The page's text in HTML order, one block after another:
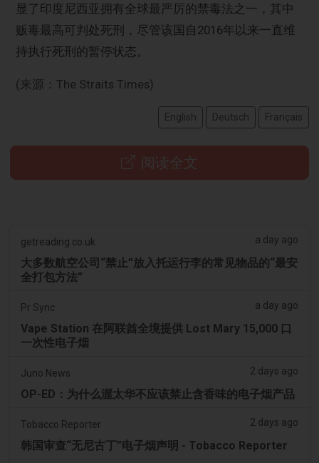
显了印度尼西亚拥有全球最严厉的禁毒法之一，其中
贩毒最高可判处死刑，尽管该国自2016年以来一直维
持执行死刑的暂停状态。
(来源：The Straits Times)
English Deutsch Français
阅读全文
getreading.co.uk a day ago
大多数航空公司“禁止”放入托运行李的常见物品的“最安
全打包方法”
Pr Sync a day ago
Vape Station 在阿联酋全境提供 Lost Mary 15,000 口
一次性电子烟
Juno News 2 days ago
OP-ED：为什么渥太华不应该禁止含香味的电子烟产品
Tobacco Reporter 2 days ago
韩国审查“无尼古丁”电子烟声明 - Tobacco Reporter